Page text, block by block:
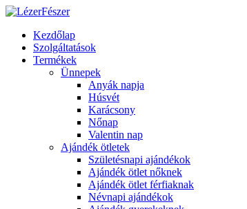
Kezdőlap
Szolgáltatások
Termékek
Ünnepek
Anyák napja
Húsvét
Karácsony
Nőnap
Valentin nap
Ajándék ötletek
Születésnapi ajándékok
Ajándék ötlet nőknek
Ajándék ötlet férfiaknak
Névnapi ajándékok